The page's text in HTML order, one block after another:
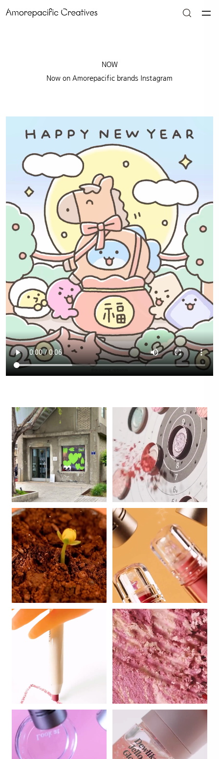
NOW
Now on Amorepacific brands Instagram